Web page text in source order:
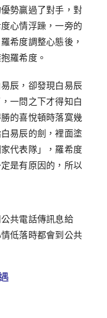
勢贏過了對手，對
心情浮躁，一旁的
希度調整心態後，
羅希度。
辰，卻發現白易辰
一問之下才得知白
的喜悅頓時落寞幾
易辰的劍，裡面塗
代表隊」，羅希度
是有原因的，所以
共電話傳訊息給
低落時都會到公共